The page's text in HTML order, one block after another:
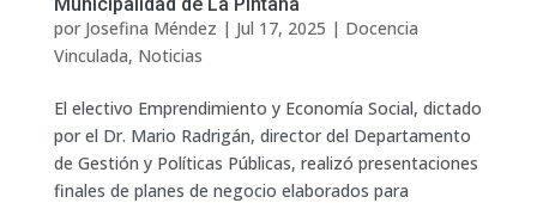
por Josefina Méndez | Jul 17, 2025 | Docencia
Vinculada, Noticias
El electivo Emprendimiento y Economía Social, dictado
por el Dr. Mario Radrigán, director del Departamento
de Gestión y Políticas Públicas, realizó presentaciones
finales de planes de negocio elaborados para